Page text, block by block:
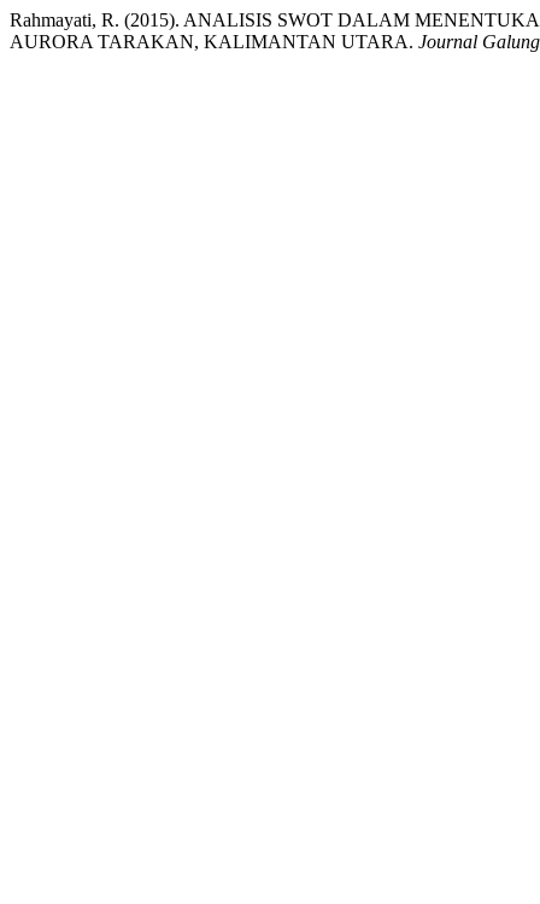
Rahmayati, R. (2015). ANALISIS SWOT DALAM
AURORA TARAKAN, KALIMANTAN UTARA. Journal